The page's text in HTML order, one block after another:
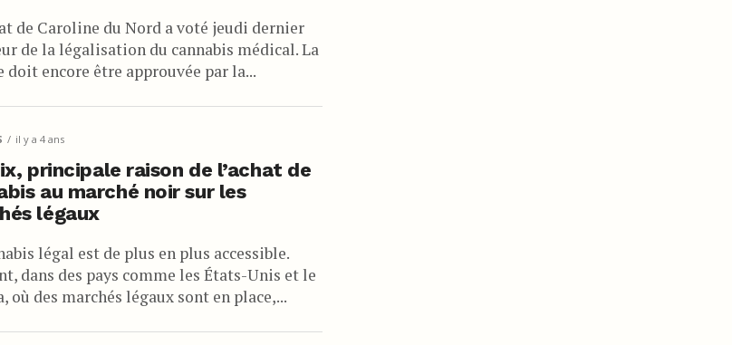
de Caroline du Nord a voté jeudi dernier
de la légalisation du cannabis médical. La
doit encore être approuvée par la...
il y a 4 ans
principale raison de l’achat de
au marché noir sur les
légaux
légal est de plus en plus accessible.
dans des pays comme les États-Unis et le
où des marchés légaux sont en place,...